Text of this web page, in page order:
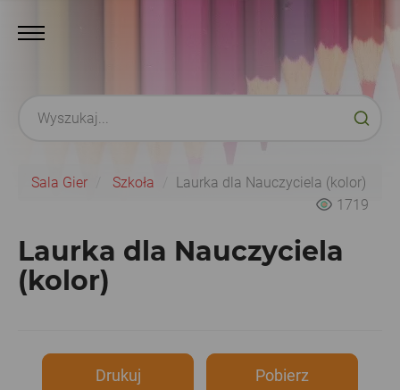
Sala Gier Szkoła
Laurka dla Nauczyciela (kolor)
1719
Laurka dla Nauczyciela
(kolor)
Drukuj Pobierz